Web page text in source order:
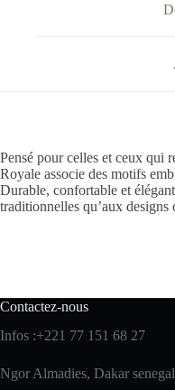
Pensé pour celles et ceux qui
Royale associe des motifs
Durable, confortable et
traditionnelles qu’aux designs
Contactez-nous
Infos :+221 77 151 68 27
Ngor Almadies, Dakar senegal